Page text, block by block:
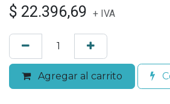
$ 22.396,69 + IVA
Agregar al carrito